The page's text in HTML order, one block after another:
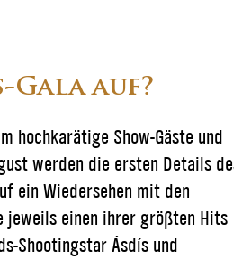
Gala auf?
hochkarätige Show-Gäste und
werden die ersten Details
ein Wiedersehen mit den
jeweils einen ihrer größten Hits
Shootingstar Ásdís und